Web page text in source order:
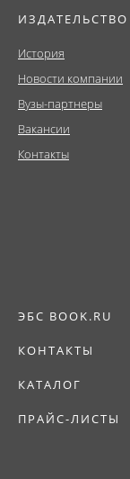
ИЗДАТЕЛЬСТВО
История
Новости компании
Вузы-партнеры
Вакансии
Контакты
ЭБС BOOK.RU
КОНТАКТЫ
КАТАЛОГ
ПРАЙС-ЛИСТЫ